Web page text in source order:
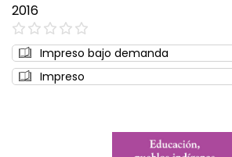
2016
0%
Impreso bajo demanda
Impreso